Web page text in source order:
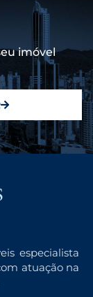
imóvel
especialista
atuação na